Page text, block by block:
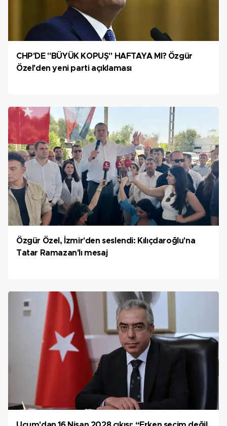
CHP'DE "BÜYÜK KOPUŞ" HAFTAYA MI? Özgür
Özel'den yeni parti açıklaması
Özgür Özel, İzmir'den seslendi: Kılıçdaroğlu'na
Tatar Ramazan'lı mesaj